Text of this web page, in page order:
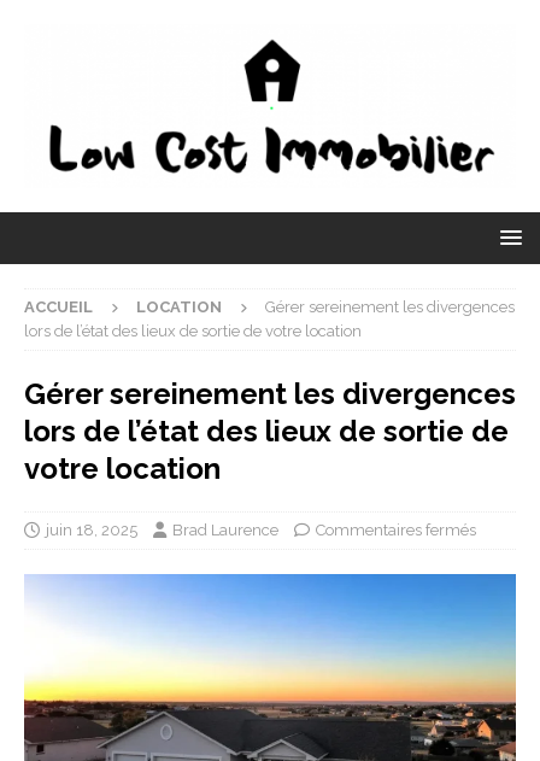
ACCUEIL LOCATION
Gérer sereinement les divergences
lors de l’état des lieux de sortie de votre location
Gérer sereinement les divergences
lors de l’état des lieux de sortie de
votre location
juin 18, 2025 Brad Laurence Commentaires fermés